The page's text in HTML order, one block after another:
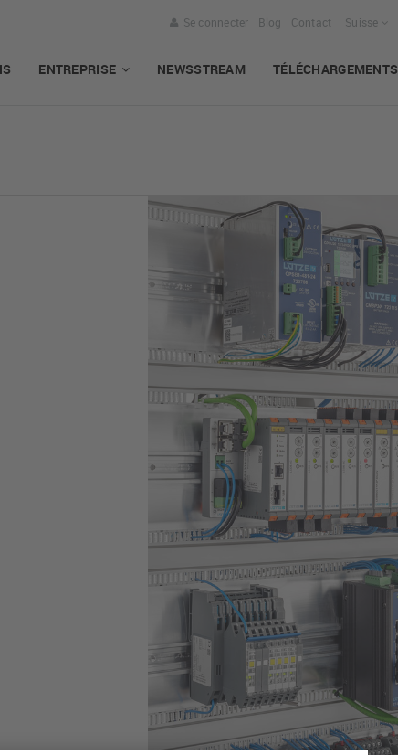
Suisse
Se connecter Blog Contact
ENTREPRISE NEWSSTREAM TÉLÉCHARGEMENTS